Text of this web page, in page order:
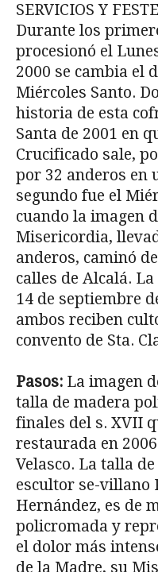
SERVICIOS Y
Durante los
procesionó el
2000 se cambia el
Miércoles Santo.
historia de esta
Santa de 2001 en
Crucificado sale,
por 32 anderos en
segundo fue el
cuando la imagen
Misericordia,
anderos, caminó
calles de Alcalá.
14 de septiembre
ambos reciben
convento de Sta.
Pasos: La imagen
talla de madera
finales del s. XVII
restaurada en
Velasco. La talla
escultor se-villano
Hernández, es de
policromada y
el dolor más
de la Madre, su